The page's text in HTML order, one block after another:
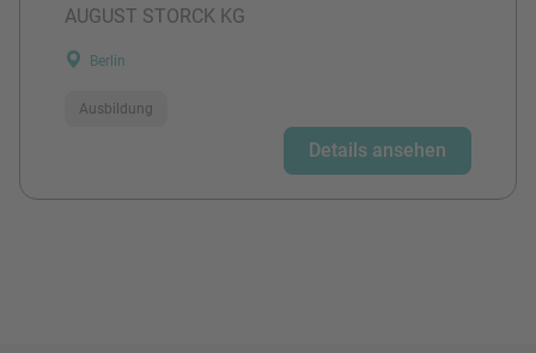
AUGUST STORCK KG
Berlin
Ausbildung
Details ansehen